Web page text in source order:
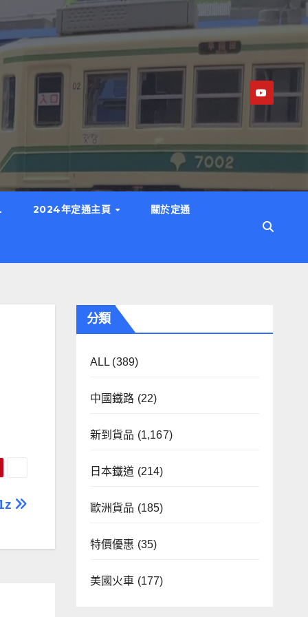
2024年定通主頁 關於定通
分類
ALL (389)
中國鐵路 (22)
新到貨品 (1,167)
日本鐡道 (214)
歐洲貨品 (185)
特價優惠 (35)
美國火車 (177)